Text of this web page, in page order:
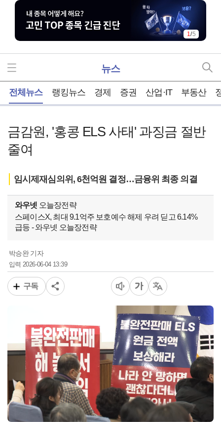
1/5
뉴스
전체뉴스 랭킹뉴스 경제 증권 산업·IT 부동산
금감원, '홍콩 ELS 사태' 과징금 절반
줄여
임시제재심의위, 6천억원 결정…금융위 최종 의결
와우넷 오늘장전략
스페이스X, 최대 9.1억주 보호예수 해제 우려 딛고 6.14%
급등 - 와우넷 오늘장전략
박승완 기자
입력2026-06-04 13:39
구독